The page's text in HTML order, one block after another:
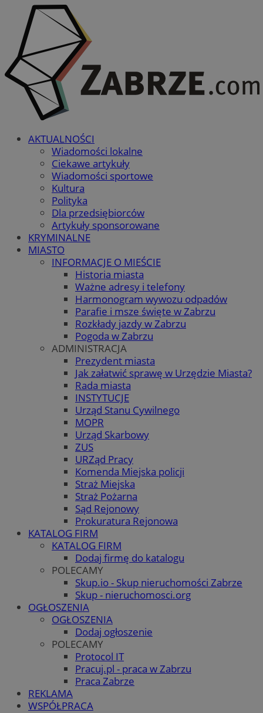
AKTUALNOŚCI
Wiadomości lokalne
Ciekawe artykuły
Wiadomości sportowe
Kultura
Polityka
Dla przedsiębiorców
Artykuły sponsorowane
KRYMINALNE
MIASTO
INFORMACJE O MIEŚCIE
Historia miasta
Ważne adresy i telefony
Harmonogram wywozu odpadów
Parafie i msze święte w Zabrzu
Rozkłady jazdy w Zabrzu
Pogoda w Zabrzu
ADMINISTRACJA
Prezydent miasta
Jak załatwić sprawę w Urzędzie Miasta?
Rada miasta
INSTYTUCJE
Urząd Stanu Cywilnego
MOPR
Urząd Skarbowy
ZUS
URZąd Pracy
Komenda Miejska policji
Straż Miejska
Straż Pożarna
Sąd Rejonowy
Prokuratura Rejonowa
KATALOG FIRM
KATALOG FIRM
Dodaj firmę do katalogu
POLECAMY
Skup.io - Skup nieruchomości Zabrze
Skup - nieruchomosci.org
OGŁOSZENIA
OGŁOSZENIA
Dodaj ogłoszenie
POLECAMY
Protocol IT
Pracuj.pl - praca w Zabrzu
Praca Zabrze
REKLAMA
WSPÓŁPRACA